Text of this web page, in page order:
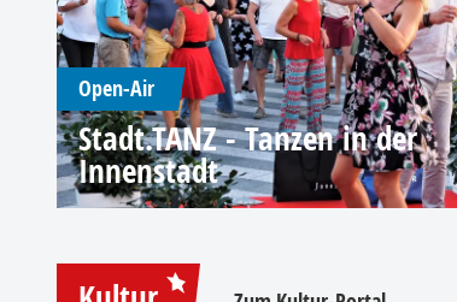
Open-Air
Stadt.TANZ - Tanzen in der
Innenstadt